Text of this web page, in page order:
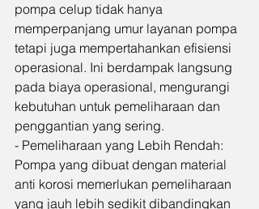
pompa celup tidak hanya
memperpanjang umur layanan pompa
tetapi juga mempertahankan efisiensi
operasional. Ini berdampak langsung
pada biaya operasional, mengurangi
kebutuhan untuk pemeliharaan dan
penggantian yang sering.
- Pemeliharaan yang Lebih Rendah:
Pompa yang dibuat dengan material
anti korosi memerlukan pemeliharaan
yang jauh lebih sedikit dibandingkan